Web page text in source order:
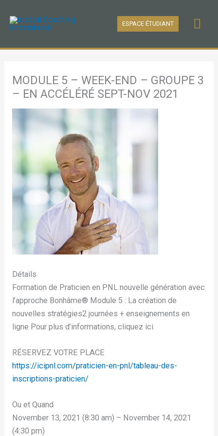
contenu
ESPACE ÉTUDIANT
MODULE 5 – WEEK-END – GROUPE 3
– EN ACCÉLÉRÉ SEPT-NOV 2021
Détails
Formation de Praticien en PNL nouvelle génération avec
l’approche Bonhâme®️ Module 5 : La création de
nouvelles stratégies2 journées + enseignements en
ligne Pour plus d’informations, cliquez ici.
RÉSERVEZ VOTRE PLACE
https://icipnl.com/praticien-en-pnl/tableau-des-
inscriptions-praticien/
Ou et Quand
November 13, 2021 (8:30 am) – November 14, 2021
(4:30 pm)